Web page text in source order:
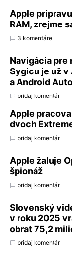
Apple
RAM, zrejme
3 komentáre
Navigácia
Sygicu je už v
a Android Auto
pridaj komentár
Apple
dvoch
pridaj komentár
Apple žaluje
špionáž
pridaj komentár
Slovenský
v roku 2025
obrat 75,2
pridaj komentár